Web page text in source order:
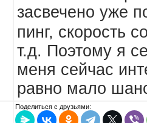
засвечено уже
пинг, скорость
т.д. Поэтому я
меня сейчас
равно мало
Поделиться с друзьями: